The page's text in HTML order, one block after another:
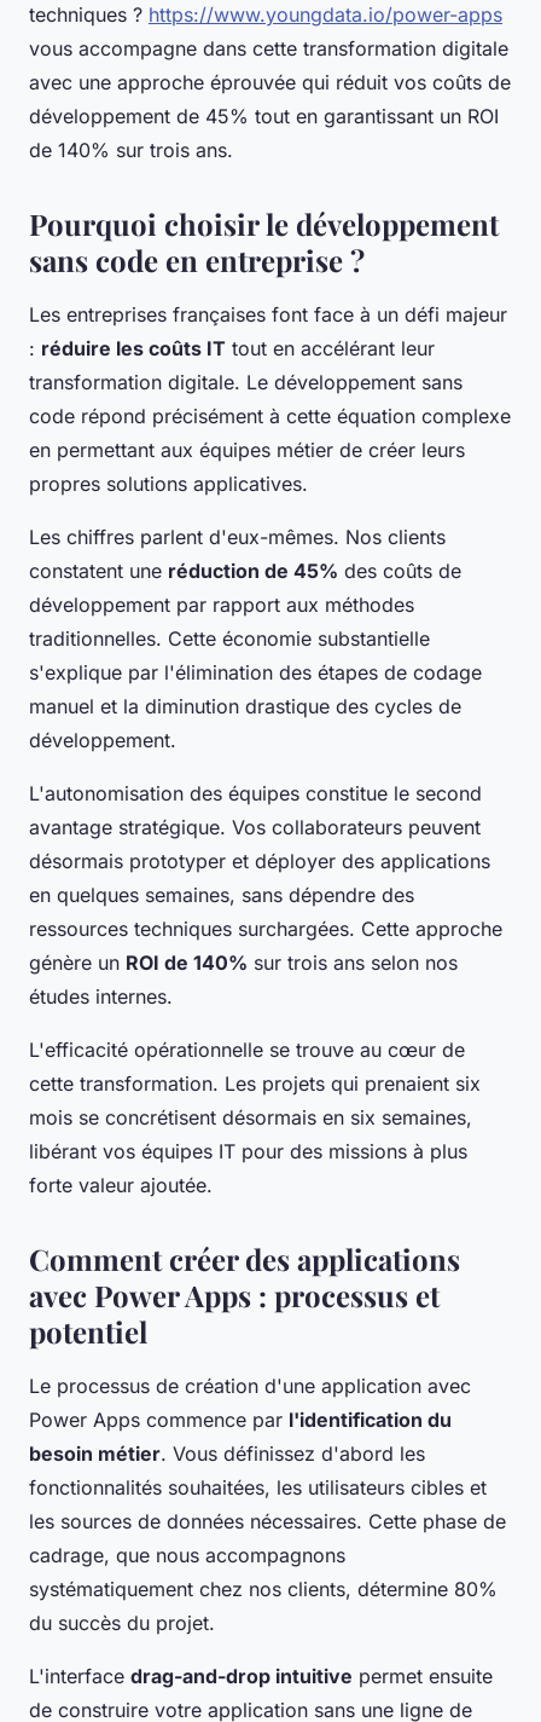
techniques ? https://www.youngdata.io/power-apps
vous accompagne dans cette transformation digitale
avec une approche éprouvée qui réduit vos coûts de
développement de 45% tout en garantissant un ROI
de 140% sur trois ans.
Pourquoi choisir le développement
sans code en entreprise ?
Les entreprises françaises font face à un défi majeur
: réduire les coûts IT tout en accélérant leur
transformation digitale. Le développement sans
code répond précisément à cette équation complexe
en permettant aux équipes métier de créer leurs
propres solutions applicatives.
Les chiffres parlent d'eux-mêmes. Nos clients
constatent une réduction de 45% des coûts de
développement par rapport aux méthodes
traditionnelles. Cette économie substantielle
s'explique par l'élimination des étapes de codage
manuel et la diminution drastique des cycles de
développement.
L'autonomisation des équipes constitue le second
avantage stratégique. Vos collaborateurs peuvent
désormais prototyper et déployer des applications
en quelques semaines, sans dépendre des
ressources techniques surchargées. Cette approche
génère un ROI de 140% sur trois ans selon nos
études internes.
L'efficacité opérationnelle se trouve au cœur de
cette transformation. Les projets qui prenaient six
mois se concrétisent désormais en six semaines,
libérant vos équipes IT pour des missions à plus
forte valeur ajoutée.
Comment créer des applications
avec Power Apps : processus et
potentiel
Le processus de création d'une application avec
Power Apps commence par l'identification du
besoin métier. Vous définissez d'abord les
fonctionnalités souhaitées, les utilisateurs cibles et
les sources de données nécessaires. Cette phase de
cadrage, que nous accompagnons
systématiquement chez nos clients, détermine 80%
du succès du projet.
L'interface drag-and-drop intuitive permet ensuite
de construire votre application sans une ligne de